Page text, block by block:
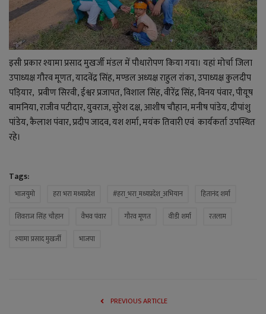
इसी प्रकार श्यामा प्रसाद मुखर्जी मंडल में पौधारोपण किया गया। यहां मोर्चा जिला
उपाध्यक्ष गौरव मूणत, यादवेंद्र सिंह, मण्डल अध्यक्ष राहुल रांका, उपाध्यक्ष कुलदीप
पड़ियार, प्रवीण सिरवी, ईश्वर प्रजापत, विशाल सिंह, वीरेंद्र सिंह, विनय पंवार, पीयूष
बामनिया, राजीव पटीदार, युवराज, सुरेश दक्ष, आशीष चौहान, मनीष पांडेय, दीपांशु
पांडेय, कैलाश पंवार, प्रदीप जादव, यश शर्मा, मयंक तिवारी एवं कार्यकर्ता उपस्थित
रहे।
Tags:
भाजयुमो हरा भरा मध्यप्रदेश #हरा_भरा_मध्यप्रदेश_अभियान
हितानंद शर्मा
शिवराज सिंह चौहान
वैभव पंवार गौरव मूणत वीडी शर्मा
रतलाम
श्यामा प्रसाद मुखर्जी
भाजपा
PREVIOUS ARTICLE